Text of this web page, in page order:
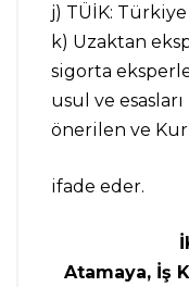
j) TÜİK:
k) Uzaktan
sigorta
usul ve
önerilen ve
ifade eder.
Atamaya, İş